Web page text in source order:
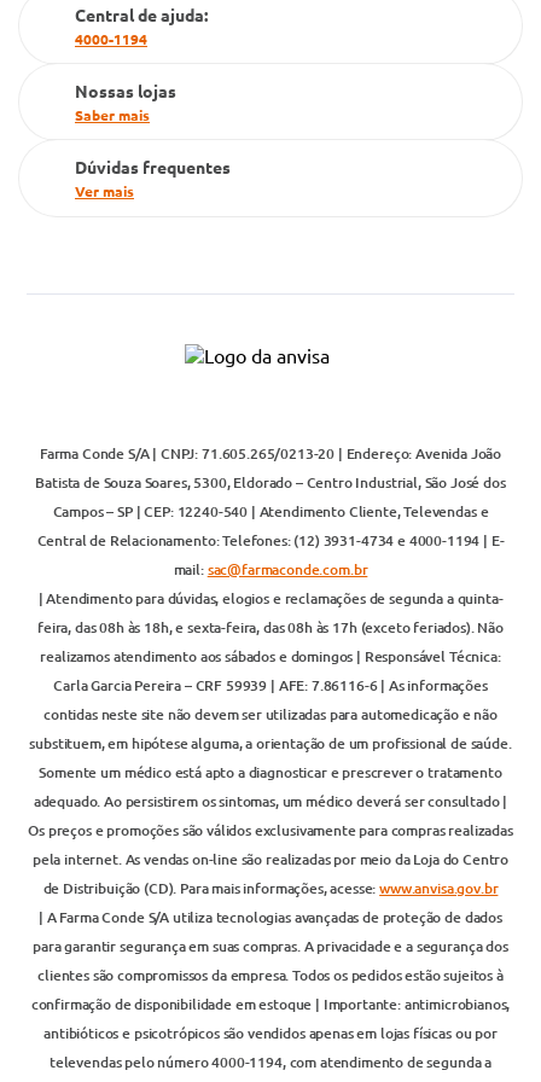
Cartão Grupo Conde
Televendas
Central de ajuda:
4000-1194
Nossas lojas
Saber mais
Dúvidas frequentes
Ver mais
Farma Conde S/A | CNPJ: 71.605.265/0213-20 | Endereço: Avenida João
Batista de Souza Soares, 5300, Eldorado – Centro Industrial, São José dos
Campos – SP | CEP: 12240-540 | Atendimento Cliente, Televendas e
Central de Relacionamento: Telefones: (12) 3931-4734 e 4000-1194 | E-
mail:sac@farmaconde.com.br
| Atendimento para dúvidas, elogios e reclamações de segunda a quinta-
feira, das 08h às 18h, e sexta-feira, das 08h às 17h (exceto feriados). Não
realizamos atendimento aos sábados e domingos | Responsável Técnica:
Carla Garcia Pereira – CRF 59939 | AFE: 7.86116-6 | As informações
contidas neste site não devem ser utilizadas para automedicação e não
substituem, em hipótese alguma, a orientação de um profissional de saúde.
Somente um médico está apto a diagnosticar e prescrever o tratamento
adequado. Ao persistirem os sintomas, um médico deverá ser consultado |
Os preços e promoções são válidos exclusivamente para compras realizadas
pela internet. As vendas on-line são realizadas por meio da Loja do Centro
de Distribuição (CD). Para mais informações, acesse:www.anvisa.gov.br
| A Farma Conde S/A utiliza tecnologias avançadas de proteção de dados
para garantir segurança em suas compras. A privacidade e a segurança dos
clientes são compromissos da empresa. Todos os pedidos estão sujeitos à
confirmação de disponibilidade em estoque | Importante: antimicrobianos,
antibióticos e psicotrópicos são vendidos apenas em lojas físicas ou por
televendas pelo número 4000-1194, com atendimento de segunda a